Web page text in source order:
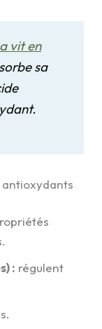
vit en
sa
: régulent